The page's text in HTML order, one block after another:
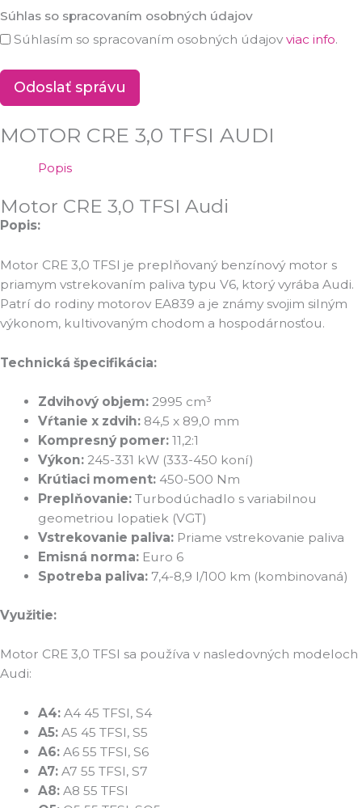
Súhlas so spracovaním osobných údajov
Súhlasím so spracovaním osobných údajov viac info.
Odoslať správu
MOTOR CRE 3,0 TFSI AUDI
Popis
Motor CRE 3,0 TFSI Audi
Popis:
Motor CRE 3,0 TFSI je preplňovaný benzínový motor s
priamym vstrekovaním paliva typu V6, ktorý vyrába Audi.
Patrí do rodiny motorov EA839 a je známy svojim silným
výkonom, kultivovaným chodom a hospodárnosťou.
Technická špecifikácia:
Zdvihový objem:2995 cm³
Vŕtanie x zdvih:84,5 x 89,0 mm
Kompresný pomer:11,2:1
Výkon:245-331 kW (333-450 koní)
Krútiaci moment:450-500 Nm
Preplňovanie:Turbodúchadlo s variabilnou
geometriou lopatiek (VGT)
Vstrekovanie paliva:Priame vstrekovanie paliva
Emisná norma:Euro 6
Spotreba paliva:7,4-8,9 l/100 km (kombinovaná)
Využitie:
Motor CRE 3,0 TFSI sa používa v nasledovných modeloch
Audi:
A4:A4 45 TFSI, S4
A5:A5 45 TFSI, S5
A6:A6 55 TFSI, S6
A7:A7 55 TFSI, S7
A8:A8 55 TFSI